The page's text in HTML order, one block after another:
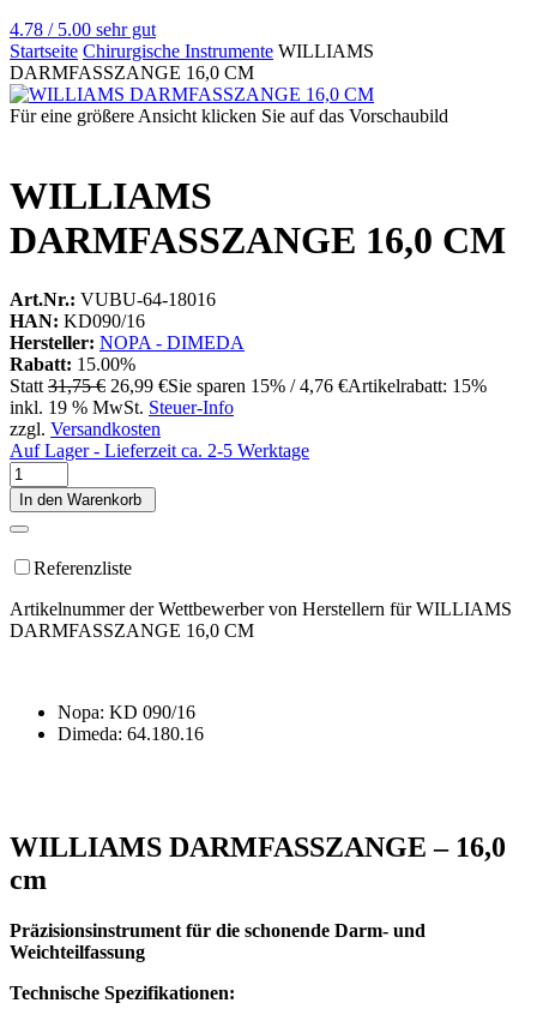
4.78 / 5.00 sehr gut
Startseite Chirurgische Instrumente WILLIAMS
DARMFASSZANGE 16,0 CM
Für eine größere Ansicht klicken Sie auf das Vorschaubild
WILLIAMS
DARMFASSZANGE 16,0 CM
Art.Nr.: VUBU-64-18016
HAN: KD090/16
Hersteller: NOPA - DIMEDA
Rabatt: 15.00%
Statt 31,75 € 26,99 €Sie sparen 15% / 4,76 €Artikelrabatt: 15%
inkl. 19 % MwSt. Steuer-Info
zzgl. Versandkosten
Auf Lager - Lieferzeit ca. 2-5 Werktage
In den Warenkorb
Referenzliste
Artikelnummer der Wettbewerber von Herstellern für WILLIAMS
DARMFASSZANGE 16,0 CM
Nopa: KD 090/16
Dimeda: 64.180.16
WILLIAMS DARMFASSZANGE – 16,0
cm
Präzisionsinstrument für die schonende Darm- und
Weichteilfassung
Technische Spezifikationen: